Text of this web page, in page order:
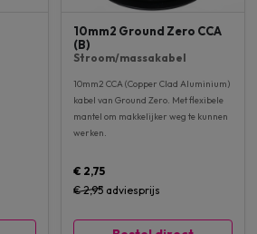
10mm2 Ground Zero CCA
(B)
Stroom/massakabel
10mm2 CCA (Copper Clad Aluminium)
kabel van Ground Zero. Met flexibele
mantel om makkelijker weg te kunnen
werken.
€ 2,75
€ 2,95adviesprijs